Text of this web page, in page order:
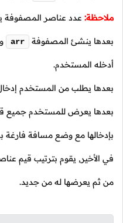
ملاحظة: عدد عناصر المصفوفة
بعدها ينشئ المصفوفة arr
أدخله المستخدم.
بعدها يطلب من المستخدم
بعدها يعرض للمستخدم جميع
بإدخالها مع وضع مسافة فارغة
في الأخير, يقوم بترتيب قيم
من ثم يعرضها له من جديد.